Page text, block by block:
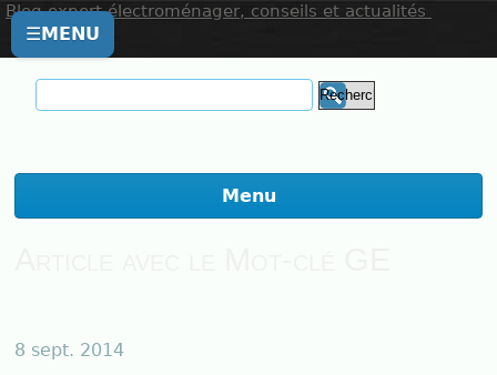
Blog expert électroménager, conseils et actualités
☰MENU
Menu
8 sept. 2014